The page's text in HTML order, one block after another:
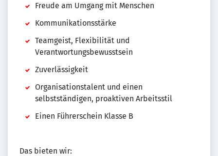
Freude am Umgang mit Menschen
Kommunikationsstärke
Teamgeist, Flexibilität und
Verantwortungsbewusstsein
Zuverlässigkeit
Organisationstalent und einen
selbstständigen, proaktiven Arbeitsstil
Einen Führerschein Klasse B
Das bieten wir: